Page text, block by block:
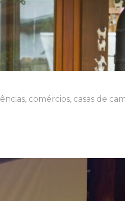
comércios, casas de